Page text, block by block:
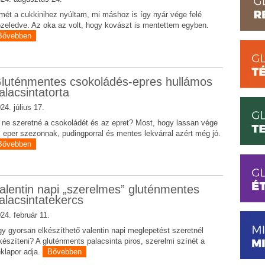
a cukkinihez nyúltam, mi máshoz is így nyár vége felé
Az oka az volt, hogy kovászt is mentettem egyben.
csokoládés-epres hullámos
július 17.
ne szeretné a csokoládét és az epret? Most, hogy lassan vége
eper szezonnak, pudingporral és mentes lekvárral azért még jó.
napi „szerelmes” gluténmentes
február 11.
gyorsan elkészíthető valentin napi meglepetést szeretnél
A gluténments palacsinta piros, szerelmi színét a
adja.
Bővebben